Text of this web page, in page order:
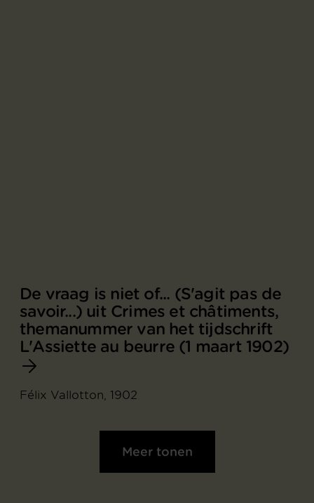
De vraag is niet of... (S'agit pas de
savoir...) uit Crimes et châtiments,
themanummer van het tijdschrift
L'Assiette au beurre (1 maart 1902)
Félix Vallotton, 1902
Meer tonen